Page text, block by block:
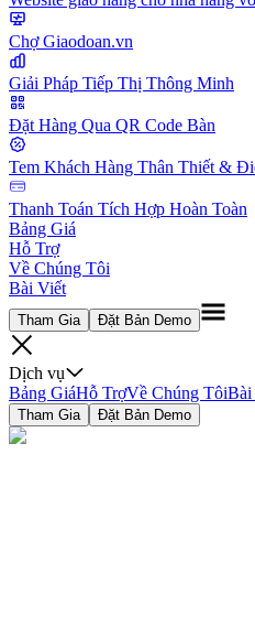
Chợ Giaodoan.vn
Giải Pháp Tiếp Thị Thông Minh
Đặt Hàng Qua QR Code Bàn
Tem Khách Hàng Thân Thiết &
Thanh Toán Tích Hợp Hoàn Toàn
Bảng Giá
Hỗ Trợ
Về Chúng Tôi
Bài Viết
Tham Gia Đặt Bản Demo
Dịch vụ
Bảng GiáHỗ TrợVề Chúng TôiBài
Tham Gia Đặt Bản Demo